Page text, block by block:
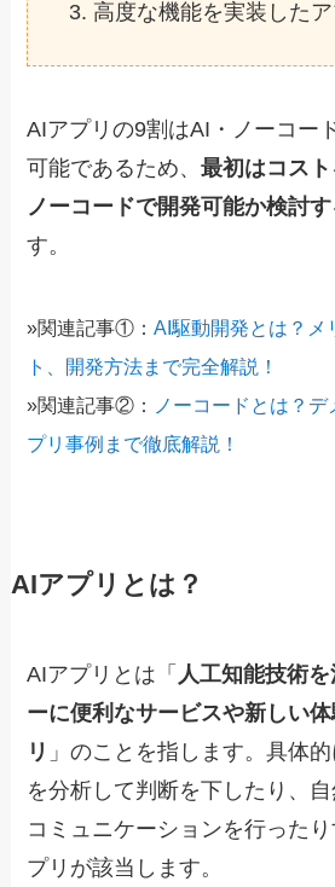
高度な機能を実装した
AIアプリの9割はAI・ノーコー
可能であるため、最初はコス
ノーコードで開発可能か検討
す。
»関連記事①： AI駆動開発とは？メ
ト、開発方法まで完全解説！
»関連記事②：
ノーコードとは？
プリ事例まで徹底解説！
AIアプリとは？
AIアプリとは「 人工知能技術
ーに便利なサービスや新しい
リ 」のことを指します。具体
を分析して判断を下したり、
コミュニケーションを行った
プリが該当します。